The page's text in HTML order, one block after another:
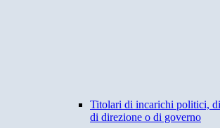
Titolari di incarichi politici,
di direzione o di governo